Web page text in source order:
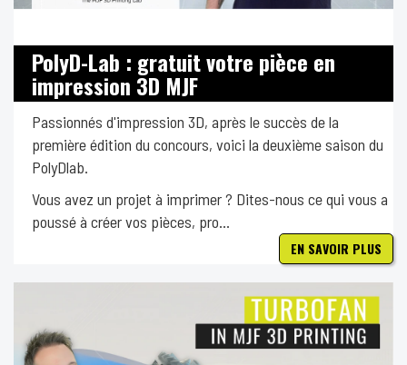
PolyD-Lab : gratuit votre pièce en
impression 3D MJF
Passionnés d'impression 3D, après le succès de la
première édition du concours, voici la deuxième saison du
PolyDlab.
Vous avez un projet à imprimer ? Dites-nous ce qui vous a
poussé à créer vos pièces, pro...
EN SAVOIR PLUS